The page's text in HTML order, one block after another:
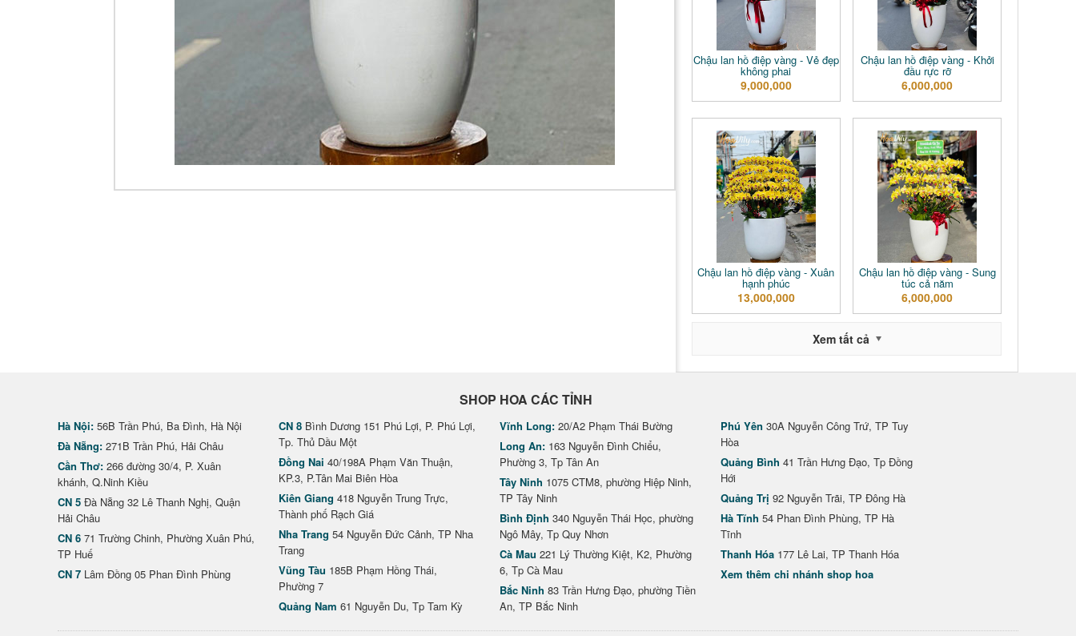
Chậu lan hồ điệp vàng - Vẻ đẹp
không phai
9,000,000
Chậu lan hồ điệp vàng - Khởi
đầu rực rỡ
6,000,000
Chậu lan hồ điệp vàng - Xuân
hạnh phúc
13,000,000
Chậu lan hồ điệp vàng - Sung
túc cả năm
6,000,000
Xem tất cả
SHOP HOA CÁC TỈNH
Hà Nội: 56B Trần Phú, Ba Đình, Hà Nội
Đà Nẵng: 271B Trần Phú, Hải Châu
Cần Thơ: 266 đường 30/4, P. Xuân
khánh, Q.Ninh Kiều
CN 5 Đà Nẵng 32 Lê Thanh Nghị, Quận
Hải Châu
CN 6 71 Trường Chinh, Phường Xuân Phú,
TP Huế
CN 7 Lâm Đồng 05 Phan Đình Phùng
CN 8 Bình Dương 151 Phú Lợi, P. Phú Lợi,
Tp. Thủ Dầu Một
Đồng Nai 40/198A Phạm Văn Thuận,
KP.3, P.Tân Mai Biên Hòa
Kiên Giang 418 Nguyễn Trung Trực,
Thành phố Rạch Giá
Nha Trang 54 Nguyễn Đức Cảnh, TP Nha
Trang
Vũng Tàu 185B Phạm Hồng Thái,
Phường 7
Quảng Nam 61 Nguyễn Du, Tp Tam Kỳ
Vĩnh Long: 20/A2 Phạm Thái Bường
Long An: 163 Nguyễn Đình Chiểu,
Phường 3, Tp Tân An
Tây Ninh 1075 CTM8, phường Hiệp Ninh,
TP Tây Ninh
Bình Định 340 Nguyễn Thái Học, phường
Ngô Mây, Tp Quy Nhơn
Cà Mau 221 Lý Thường Kiệt, K2, Phường
6, Tp Cà Mau
Bắc Ninh 83 Trần Hưng Đạo, phường Tiền
An, TP Bắc Ninh
Phú Yên 30A Nguyễn Công Trứ, TP Tuy
Hòa
Quảng Bình 41 Trần Hưng Đạo, Tp Đồng
Hới
Quảng Trị 92 Nguyễn Trãi, TP Đông Hà
Hà Tĩnh 54 Phan Đình Phùng, TP Hà
Tĩnh
Thanh Hóa 177 Lê Lai, TP Thanh Hóa
Xem thêm chi nhánh shop hoa